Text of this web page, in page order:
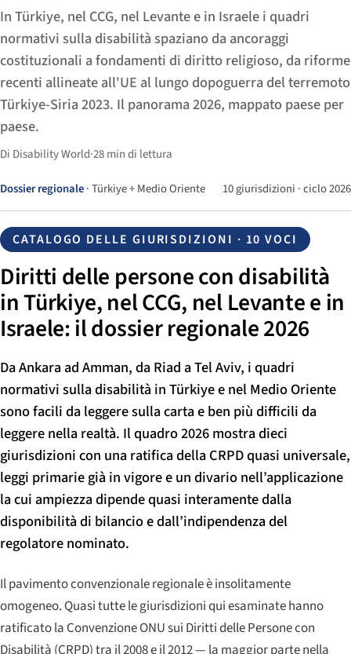
In Türkiye, nel CCG, nel Levante e in Israele i quadri
normativi sulla disabilità spaziano da ancoraggi
costituzionali a fondamenti di diritto religioso, da riforme
recenti allineate all'UE al lungo dopoguerra del terremoto
Türkiye-Siria 2023. Il panorama 2026, mappato paese per
paese.
Di Disability World·28 min di lettura
Dossier regionale· Türkiye + Medio Oriente 10 giurisdizioni · ciclo 2026
CATALOGO DELLE GIURISDIZIONI · 10 VOCI
Diritti delle persone con disabilità
in Türkiye, nel CCG, nel Levante e in
Israele: il dossier regionale 2026
Da Ankara ad Amman, da Riad a Tel Aviv, i quadri
normativi sulla disabilità in Türkiye e nel Medio Oriente
sono facili da leggere sulla carta e ben più difficili da
leggere nella realtà. Il quadro 2026 mostra dieci
giurisdizioni con una ratifica della CRPD quasi universale,
leggi primarie già in vigore e un divario nell’applicazione
la cui ampiezza dipende quasi interamente dalla
disponibilità di bilancio e dall’indipendenza del
regolatore nominato.
Il pavimento convenzionale regionale è insolitamente
omogeneo. Quasi tutte le giurisdizioni qui esaminate hanno
ratificato la Convenzione ONU sui Diritti delle Persone con
Disabilità (CRPD) tra il 2008 e il 2012 — la maggior parte nella